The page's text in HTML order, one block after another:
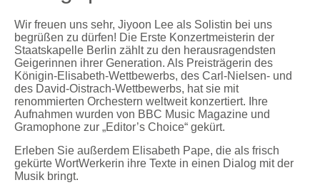
Wir freuen uns sehr, Jiyoon Lee als Solistin bei uns
begrüßen zu dürfen! Die Erste Konzertmeisterin der
Staatskapelle Berlin zählt zu den herausragendsten
Geigerinnen ihrer Generation. Als Preisträgerin des
Königin-Elisabeth-Wettbewerbs, des Carl-Nielsen- und
des David-Oistrach-Wettbewerbs, hat sie mit
renommierten Orchestern weltweit konzertiert. Ihre
Aufnahmen wurden von BBC Music Magazine und
Gramophone zur „Editor’s Choice“ gekürt.
Erleben Sie außerdem Elisabeth Pape, die als frisch
gekürte WortWerkerin ihre Texte in einen Dialog mit der
Musik bringt.